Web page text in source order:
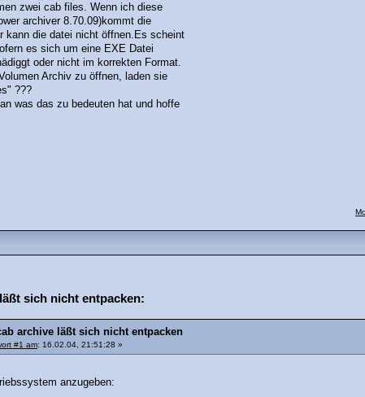
zwei cab files. Wenn ich diese
archiver 8.70.09)kommt die
kann die datei nicht öffnen.Es scheint
es sich um eine EXE Datei
oder nicht im korrekten Format.
Archiv zu öffnen, laden sie
???
was das zu bedeuten hat und hoffe
sich nicht entpacken:
archive läßt sich nicht entpacken
#1 am: 16.02.04, 21:51:28 »
anzugeben: